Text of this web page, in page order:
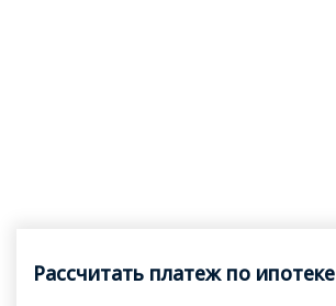
Рассчитать платеж по ипотеке